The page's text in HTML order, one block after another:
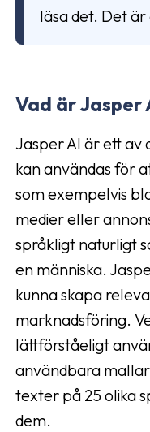
läsa det. Det
Vad är Jasper
Jasper AI är ett av
kan användas för
som exempelvis
medier eller
språkligt naturligt
en människa.
kunna skapa
marknadsföring.
lättförståeligt
användbara
texter på 25 olika
dem.